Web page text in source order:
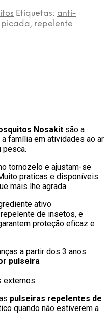
Etiquetas: anti-
picada, repelente
Nosakit são a
família em atividades ao ar
pesca.
tornozelo e ajustam-se
praticas e disponíveis
mais lhe agrada.
ativo
de insetos, e
proteção eficaz e
a partir dos 3 anos
pulseira
externos
pulseiras repelentes de
quando não estiverem a